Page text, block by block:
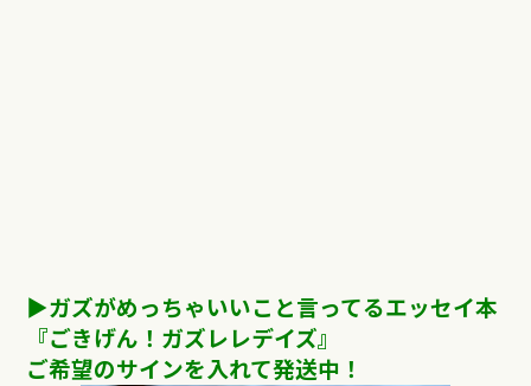
▶︎ガズがめっちゃいいこと言ってるエッセイ本
『ごきげん！ガズレレデイズ』
ご希望のサインを入れて発送中！